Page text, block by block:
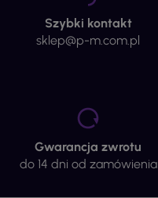
Szybki kontakt
sklep@p-m.com.pl
Gwarancja zwrotu
do 14 dni od zamówienia